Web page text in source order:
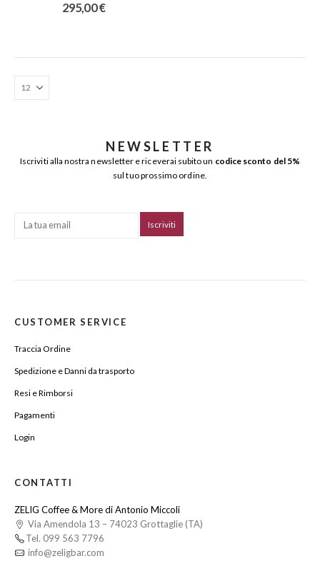
295,00€
NEWSLETTER
Iscriviti alla nostra newsletter e riceverai subito un codice sconto del 5%
sul tuo prossimo ordine.
CUSTOMER SERVICE
Traccia Ordine
Spedizione e Danni da trasporto
Resi e Rimborsi
Pagamenti
Login
CONTATTI
ZELIG Coffee & More di Antonio Miccoli
Via Amendola 13 – 74023 Grottaglie (TA)
Tel. 099 563 7796
info@zeligbar.com